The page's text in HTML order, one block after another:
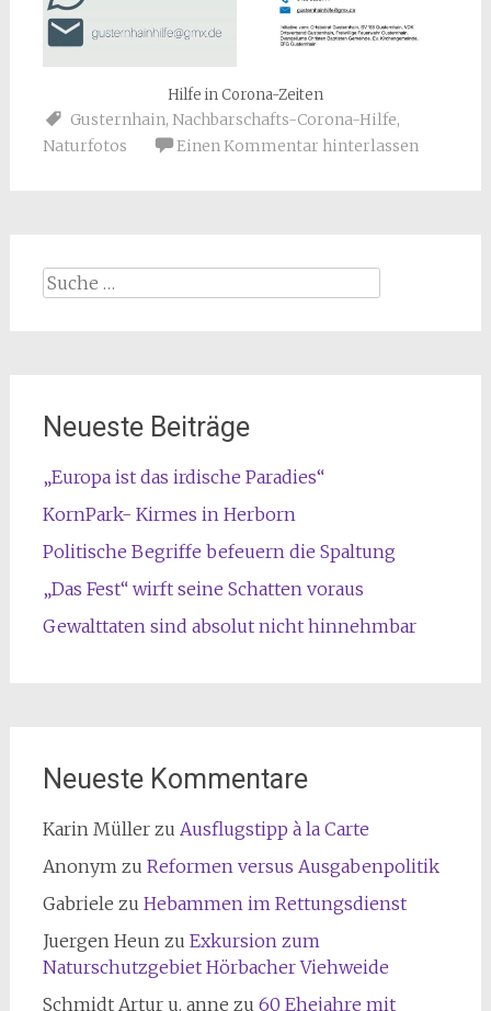
Hilfe in Corona-Zeiten
Gusternhain, Nachbarschafts-Corona-Hilfe,
Naturfotos
Einen Kommentar hinterlassen
Suche
Neueste Beiträge
„Europa ist das irdische Paradies“
KornPark- Kirmes in Herborn
Politische Begriffe befeuern die Spaltung
„Das Fest“ wirft seine Schatten voraus
Gewalttaten sind absolut nicht hinnehmbar
Neueste Kommentare
Karin Müllerzu Ausflugstipp à la Carte
Anonymzu Reformen versus Ausgabenpolitik
Gabriele zu Hebammen im Rettungsdienst
Juergen Heunzu Exkursion zum
Naturschutzgebiet Hörbacher Viehweide
Schmidt Artur u. anne zu 60 Ehejahre mit